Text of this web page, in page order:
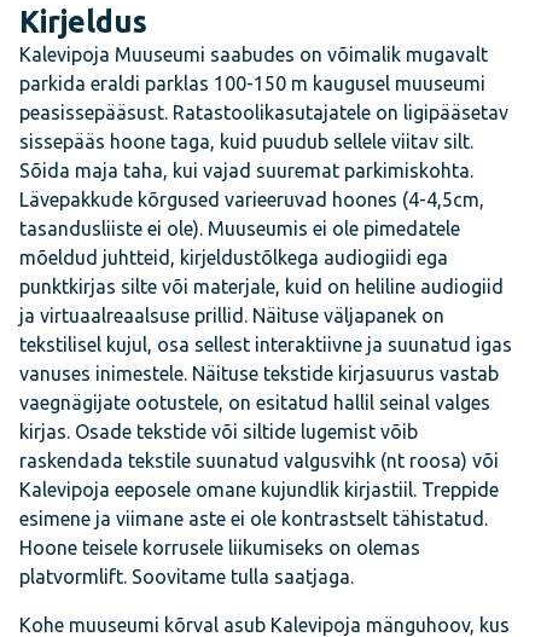
Kirjeldus
Kalevipoja Muuseumi saabudes on võimalik mugavalt
parkida eraldi parklas 100-150 m kaugusel muuseumi
peasissepääsust. Ratastoolikasutajatele on ligipääsetav
sissepääs hoone taga, kuid puudub sellele viitav silt.
Sõida maja taha, kui vajad suuremat parkimiskohta.
Lävepakkude kõrgused varieeruvad hoones (4-4,5cm,
tasandusliiste ei ole). Muuseumis ei ole pimedatele
mõeldud juhtteid, kirjeldustõlkega audiogiidi ega
punktkirjas silte või materjale, kuid on heliline audiogiid
ja virtuaalreaalsuse prillid. Näituse väljapanek on
tekstilisel kujul, osa sellest interaktiivne ja suunatud igas
vanuses inimestele. Näituse tekstide kirjasuurus vastab
vaegnägijate ootustele, on esitatud hallil seinal valges
kirjas. Osade tekstide või siltide lugemist võib
raskendada tekstile suunatud valgusvihk (nt roosa) või
Kalevipoja eeposele omane kujundlik kirjastiil. Treppide
esimene ja viimane aste ei ole kontrastselt tähistatud.
Hoone teisele korrusele liikumiseks on olemas
platvormlift. Soovitame tulla saatjaga.
Kohe muuseumi kõrval asub Kalevipoja mänguhoov, kus